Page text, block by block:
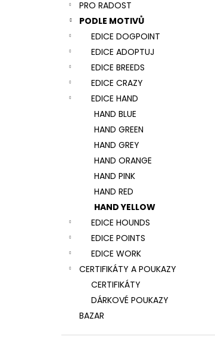
PRO RADOST
PODLE MOTIVŮ
EDICE DOGPOINT
EDICE ADOPTUJ
EDICE BREEDS
EDICE CRAZY
EDICE HAND
HAND BLUE
HAND GREEN
HAND GREY
HAND ORANGE
HAND PINK
HAND RED
HAND YELLOW
EDICE HOUNDS
EDICE POINTS
EDICE WORK
CERTIFIKÁTY A POUKAZY
CERTIFIKÁTY
DÁRKOVÉ POUKAZY
BAZAR
NÁRAMEK TLAPKA - ČERNÁ
159 Kč